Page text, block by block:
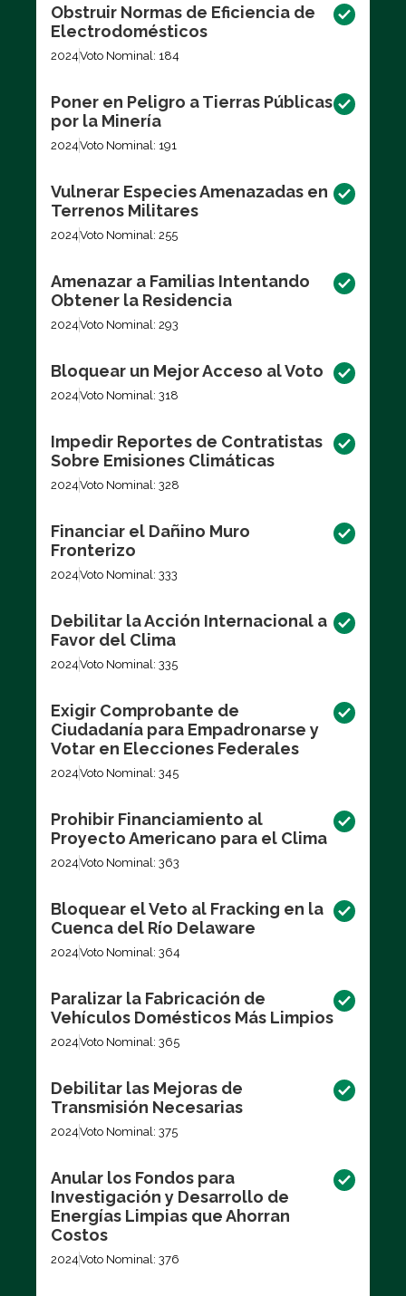
Obstruir Normas de Eficiencia de
Electrodomésticos
2024Voto Nominal: 184
Poner en Peligro a Tierras Públicas
por la Minería
2024Voto Nominal: 191
Vulnerar Especies Amenazadas en
Terrenos Militares
2024Voto Nominal: 255
Amenazar a Familias Intentando
Obtener la Residencia
2024Voto Nominal: 293
Bloquear un Mejor Acceso al Voto
2024Voto Nominal: 318
Impedir Reportes de Contratistas
Sobre Emisiones Climáticas
2024Voto Nominal: 328
Financiar el Dañino Muro
Fronterizo
2024Voto Nominal: 333
Debilitar la Acción Internacional a
Favor del Clima
2024Voto Nominal: 335
Exigir Comprobante de
Ciudadanía para Empadronarse y
Votar en Elecciones Federales
2024Voto Nominal: 345
Prohibir Financiamiento al
Proyecto Americano para el Clima
2024Voto Nominal: 363
Bloquear el Veto al Fracking en la
Cuenca del Río Delaware
2024Voto Nominal: 364
Paralizar la Fabricación de
Vehículos Domésticos Más Limpios
2024Voto Nominal: 365
Debilitar las Mejoras de
Transmisión Necesarias
2024Voto Nominal: 375
Anular los Fondos para
Investigación y Desarrollo de
Energías Limpias que Ahorran
Costos
2024Voto Nominal: 376